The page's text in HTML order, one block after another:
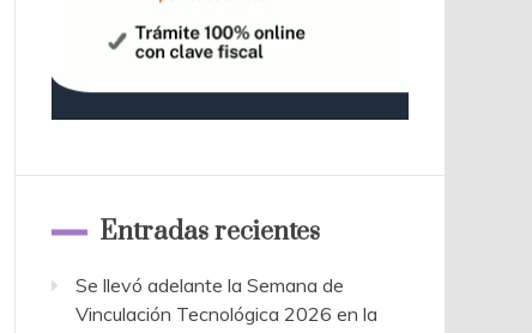
Entradas recientes
Se llevó adelante la Semana de
Vinculación Tecnológica 2026 en la